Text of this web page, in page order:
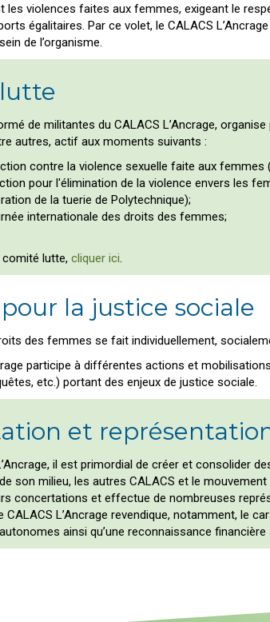
les violences faites aux femmes, exigeant le
égalitaires. Par ce volet, le CALACS
de l’organisme.
de militantes du CALACS L’Ancrage,
autres, actif aux moments suivants :
contre la violence sexuelle faite aux femmes
pour l'élimination de la violence envers les
de la tuerie de Polytechnique);
internationale des droits des femmes;
lutte, cliquer ici.
la justice sociale
des femmes se fait individuellement,
participe à différentes actions et
etc.) portant des enjeux de justice sociale.
et
il est primordial de créer et consolider
son milieu, les autres CALACS et le
concertations et effectue de nombreuses
CALACS L’Ancrage revendique, notamment, le
ainsi qu’une reconnaissance financière